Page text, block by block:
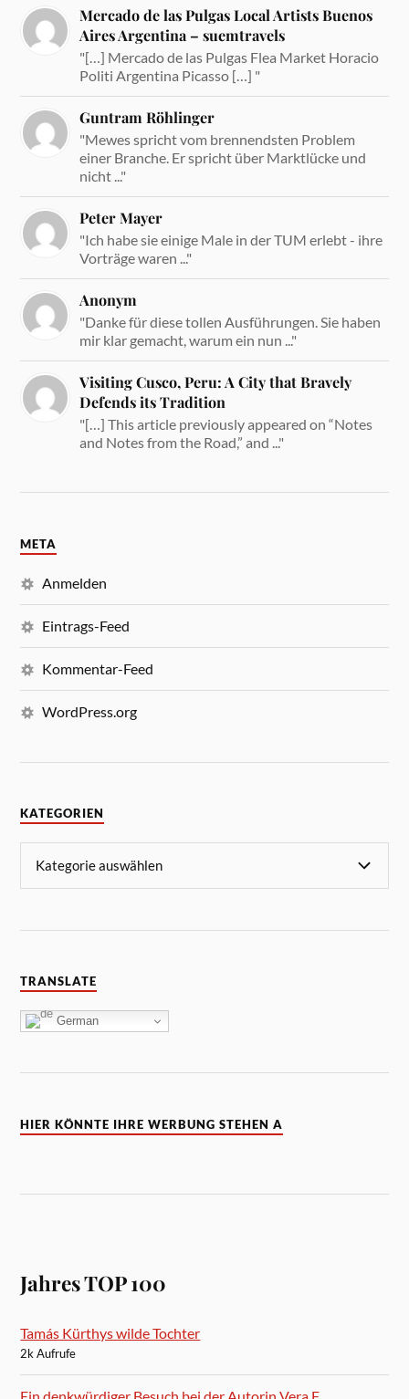
Mercado de las Pulgas Local Artists Buenos
Aires Argentina – suemtravels
"[…] Mercado de las Pulgas Flea Market Horacio
Politi Argentina Picasso […] "
Guntram Röhlinger
"Mewes spricht vom brennendsten Problem
einer Branche. Er spricht über Marktlücke und
nicht ..."
Peter Mayer
"Ich habe sie einige Male in der TUM erlebt - ihre
Vorträge waren ..."
Anonym
"Danke für diese tollen Ausführungen. Sie haben
mir klar gemacht, warum ein nun ..."
Visiting Cusco, Peru: A City that Bravely
Defends its Tradition
"[…] This article previously appeared on “Notes
and Notes from the Road,” and ..."
META
Anmelden
Eintrags-Feed
Kommentar-Feed
WordPress.org
KATEGORIEN
TRANSLATE
German
HIER KÖNNTE IHRE WERBUNG STEHEN A
Jahres TOP 100
Tamás Kürthys wilde Tochter
2k Aufrufe
Ein denkwürdiger Besuch bei der Autorin Vera F.